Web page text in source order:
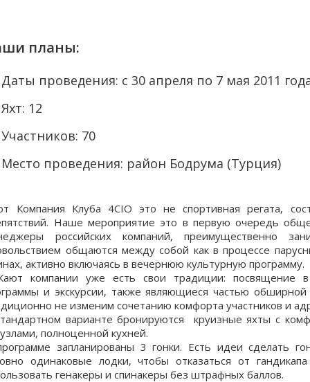
планы:
Даты проведения: с 30 апреля по 7 мая 2011
Яхт: 12
Участников: 70
Место проведения: район Бодрума (Турция)
Компания Клуба 4CIO это не спортивная регата,
Наше мероприятие это в первую очередь
российских компаний, преимущественно
общаются между собой как в процессе
активно включаясь в вечернюю культурную программу.
компании уже есть свои традиции: посвящение в
и экскурсии, также являющиеся частью
не изменим сочетанию комфорта участников и
варианте бронируются круизные яхты с
полноценной кухней.
запланированы 3 гонки. Есть идеи сделать
одинаковые лодки, чтобы отказаться от
генакеры и спинакеры без штрафных баллов.